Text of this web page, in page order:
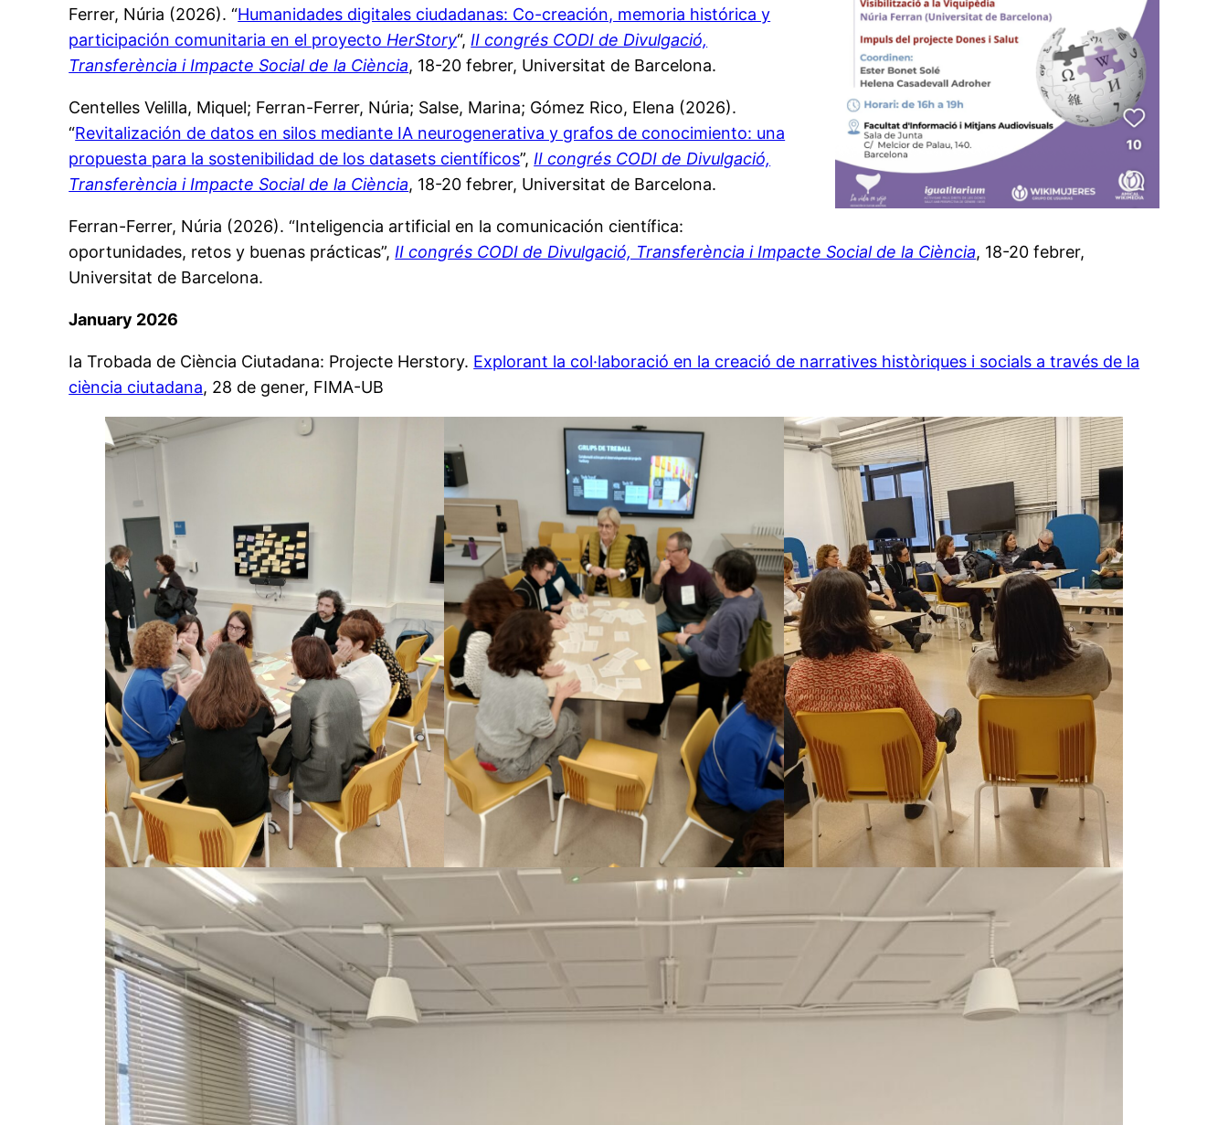
Ferrer, Núria (2026). “Humanidades digitales ciudadanas: Co-creación, memoria histórica y
participación comunitaria en el proyecto HerStory“, II congrés CODI de Divulgació,
Transferència i Impacte Social de la Ciència, 18-20 febrer, Universitat de Barcelona.
Centelles Velilla, Miquel; Ferran-Ferrer, Núria; Salse, Marina; Gómez Rico, Elena (2026).
“Revitalización de datos en silos mediante IA neurogenerativa y grafos de conocimiento: una
propuesta para la sostenibilidad de los datasets científicos”, II congrés CODI de Divulgació,
Transferència i Impacte Social de la Ciència, 18-20 febrer, Universitat de Barcelona.
Ferran-Ferrer, Núria (2026). “Inteligencia artificial en la comunicación científica:
oportunidades, retos y buenas prácticas”, II congrés CODI de Divulgació, Transferència i Impacte Social de la Ciència, 18-20 febrer,
Universitat de Barcelona.
January 2026
Ia Trobada de Ciència Ciutadana: Projecte Herstory. Explorant la col·laboració en la creació de narratives històriques i socials a través de la
ciència ciutadana, 28 de gener, FIMA-UB